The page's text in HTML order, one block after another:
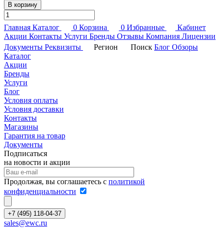
В корзину
Главная Каталог 0 Корзина 0 Избранные
Кабинет
Акции Контакты Услуги Бренды Отзывы Компания Лицензии
Документы Реквизиты Регион Поиск Блог Обзоры
Каталог
Акции
Бренды
Услуги
Блог
Условия оплаты
Условия доставки
Контакты
Магазины
Гарантия на товар
Документы
Подписаться
на новости и акции
Продолжая, вы соглашаетесь с политикой
конфиденциальности
+7 (495) 118-04-37
sales@ewc.ru